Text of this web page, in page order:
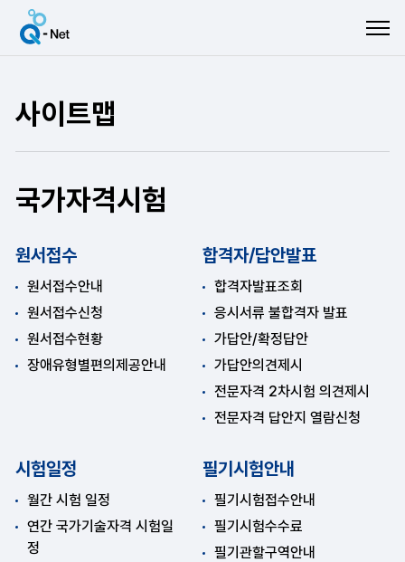
사이트맵
국가자격시험
원서접수
원서접수안내
원서접수신청
원서접수현황
장애유형별편의제공안내
합격자/답안발표
합격자발표조회
응시서류 불합격자 발표
가답안/확정답안
가답안의견제시
전문자격 2차시험 의견제시
전문자격 답안지 열람신청
시험일정
월간 시험 일정
연간 국가기술자격 시험일
정
필기시험안내
필기시험접수안내
필기시험수수료
필기관할구역안내